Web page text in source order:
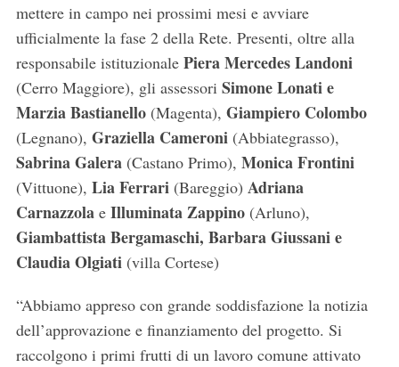
mettere in campo nei prossimi mesi e avviare
ufficialmente la fase 2 della Rete. Presenti, oltre alla
responsabile istituzionale Piera Mercedes Landoni
(Cerro Maggiore), gli assessori Simone Lonati e
Marzia Bastianello(Magenta), Giampiero Colombo
(Legnano), Graziella Cameroni (Abbiategrasso),
Sabrina Galera(Castano Primo), Monica Frontini
(Vittuone), Lia Ferrari (Bareggio) Adriana
Carnazzolae Illuminata Zappino(Arluno),
Giambattista Bergamaschi, Barbara Giussani e
Claudia Olgiati (villa Cortese)
“Abbiamo appreso con grande soddisfazione la notizia
dell’approvazione e finanziamento del progetto. Si
raccolgono i primi frutti di un lavoro comune attivato